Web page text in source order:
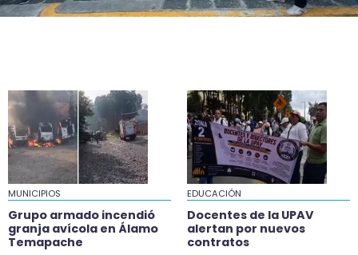
Rescatan a trabajador tras quedar
semisepultado en Xalapa
22:19
Hallan viva a Camila Scarlet, menor reportada
como desaparecida
22:05
Liberan decenas de tortugas en Playa Las
Palmitas, Agua Dulce
21:13
MUNICIPIOS
Grupo armado incendió
granja avícola en Álamo
Temapache
EDUCACIÓN
Docentes de la UPAV
alertan por nuevos
contratos